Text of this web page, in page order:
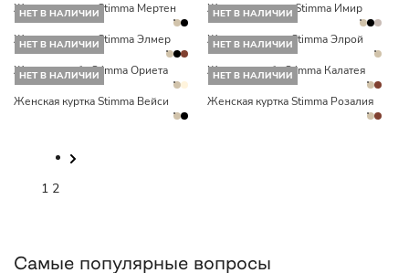
Женская куртка Stimma Мертен Женское пальто Stimma Имир
НЕТ В НАЛИЧИИ
Женская куртка Stimma Элмер
НЕТ В НАЛИЧИИ
Женская куртка Stimma Элрой
НЕТ В НАЛИЧИИ
Женская шуба Stimma Ориета
НЕТ В НАЛИЧИИ
Женская шуба Stimma Калатея
НЕТ В НАЛИЧИИ
Женская куртка Stimma Вейси
НЕТ В НАЛИЧИИ
Женская куртка Stimma Розалия
1 2
Самые популярные вопросы